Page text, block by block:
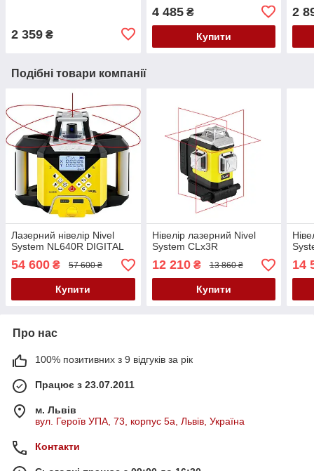
2 359 ₴
4 485₴
Купити
2
Подібні товари компанії
Лазерний нівелір Nivel
System NL640R DIGITAL
54 600 ₴ 57 600 ₴
Купити
Нівелір лазерний Nivel
System CLx3R
12 210₴ 13 860 ₴
Купити
14
Про нас
100% позитивних з 9 відгуків за рік
Працює з 23.07.2011
м. Львів
вул. Героїв УПА, 73, корпус 5а, Львів, Україна
Контакти